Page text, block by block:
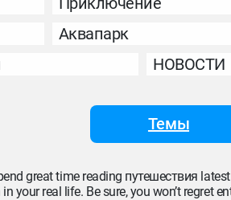
Аквапарк
НОВОСТИ
Темы
great time reading путешествия
your real life. Be sure, you won’t